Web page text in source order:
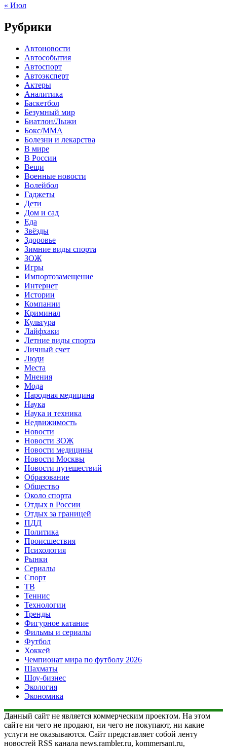
« Июл
Рубрики
Автоновости
Автособытия
Автоспорт
Автоэксперт
Актеры
Аналитика
Баскетбол
Безумный мир
Биатлон/Лыжи
Бокс/MMA
Болезни и лекарства
В мире
В России
Вещи
Военные новости
Волейбол
Гаджеты
Дети
Дом и сад
Еда
Звёзды
Здоровье
Зимние виды спорта
ЗОЖ
Игры
Импортозамещение
Интернет
Истории
Компании
Криминал
Культура
Лайфхаки
Летние виды спорта
Личный счет
Люди
Места
Мнения
Мода
Народная медицина
Наука
Наука и техника
Недвижимость
Новости
Новости ЗОЖ
Новости медицины
Новости Москвы
Новости путешествий
Образование
Общество
Около спорта
Отдых в России
Отдых за границей
ПДД
Политика
Происшествия
Психология
Рынки
Сериалы
Спорт
ТВ
Теннис
Технологии
Тренды
Фигурное катание
Фильмы и сериалы
Футбол
Хоккей
Чемпионат мира по футболу 2026
Шахматы
Шоу-бизнес
Экология
Экономика
Данный сайт не является коммерческим проектом. На этом
сайте ни чего не продают, ни чего не покупают, ни какие
услуги не оказываются. Сайт представляет собой ленту
новостей RSS канала news.rambler.ru, kommersant.ru,